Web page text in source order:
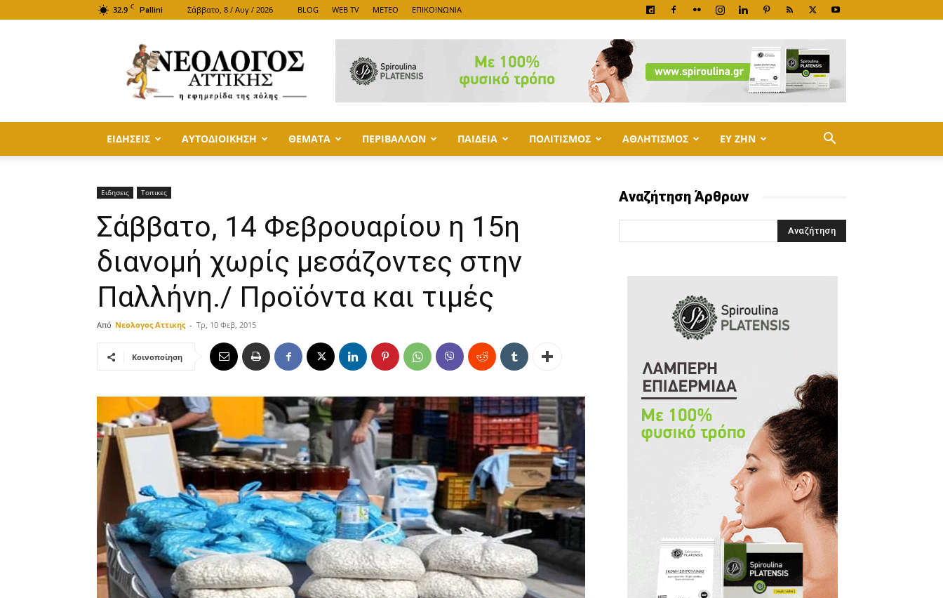
32.9 C Pallini Σάββατο, 8 / Αυγ / 2026 BLOG WEB TV METEO ΕΠΙΚΟΙΝΩΝΙΑ
ΑΤΤΙΚΗΣ
ΕΙΔΗΣΕΙΣ ΑΥΤΟΔΙΟΙΚΗΣΗ ΘΕΜΑΤΑ ΠΕΡΙΒΑΛΛΟΝ ΠΑΙΔΕΙΑ ΠΟΛΙΤΙΣΜΟΣ ΑΘΛΗΤΙΣΜΟΣ ΕΥ ΖΗΝ
Ειδησεις Τοπικες
Σάββατο, 14 Φεβρουαρίου η 15η
διανομή χωρίς μεσάζοντες στην
Παλλήνη./ Προϊόντα και τιμές
Από Νεολογος Αττικης - Τρ, 10 Φεβ, 2015
Κοινοποίηση
Αναζήτηση Άρθρων